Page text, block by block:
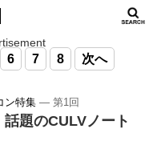
6 7 8 次へ
ン特集 ― 第1回
題のCULVノート